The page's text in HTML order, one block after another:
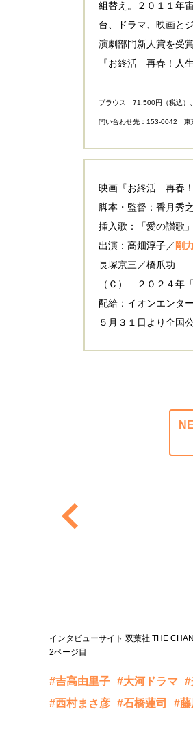
組替え。２０１１年
台、ドラマ、映画と
演劇部門新人賞を受
『お終活 再春！人
ブラウス 71,500円（税込）
問い合わせ先：153-0042 東
映画『お終活 再春！
脚本・監督：香月秀之
挿入歌：「愛の讃歌
出演：高畑淳子／ 剛
長塚京三／橋爪功
（Ｃ） ２０２４年
配給：イオンエンタ
５月３１日より全国
インタビューサイト 双葉社 THE
2ページ目
#吉高由里子 #大河ドラマ #
#西村まさ彦 #石橋蓮司 #藤